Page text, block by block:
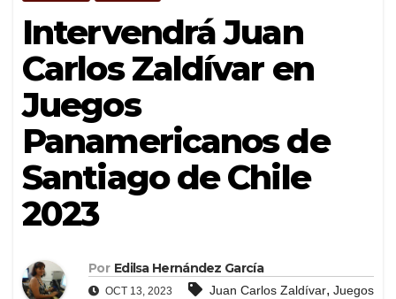
Intervendrá Juan
Carlos Zaldívar en
Juegos
Panamericanos de
Santiago de Chile
2023
Por Edilsa Hernández García
OCT 13, 2023 Juan Carlos Zaldívar, Juegos